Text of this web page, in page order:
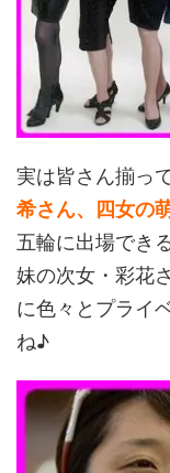
実は皆さん揃っ
希さん、四女の
五輪に出場でき
妹の次女・彩花
に色々とプライ
ね♪